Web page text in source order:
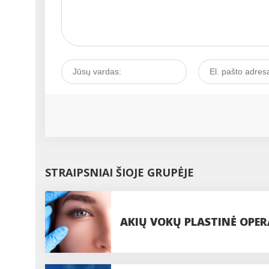
STRAIPSNIAI ŠIOJE GRUPĖJE
AKIŲ VOKŲ PLASTINĖ